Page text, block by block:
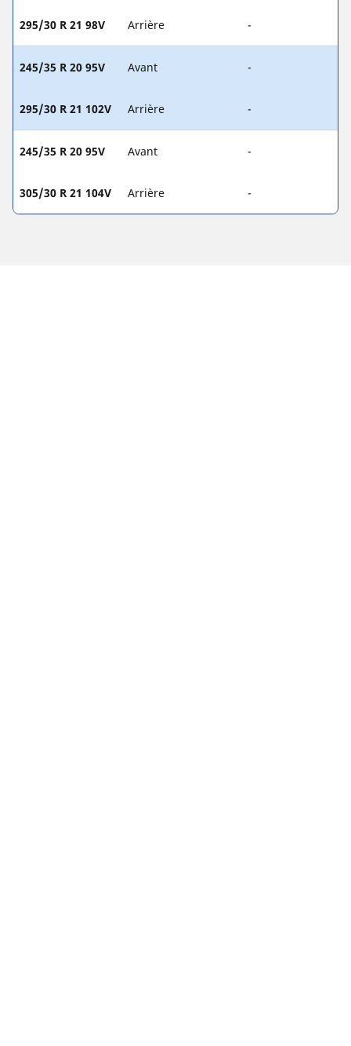
295/30 R 21 98V Arrière -
245/35 R 20 95V Avant -
295/30 R 21 102V Arrière -
245/35 R 20 95V Avant -
305/30 R 21 104V Arrière -